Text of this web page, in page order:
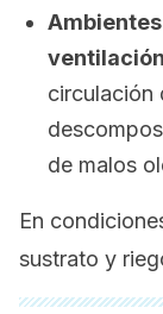
circulación
de malos
En
sustrato y